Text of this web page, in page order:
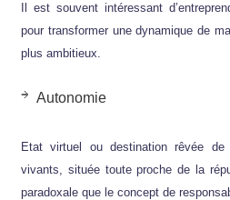
Il est souvent intéressant
pour transformer une dynamique de
plus ambitieux.
Autonomie
Etat virtuel ou destination rêvée
vivants, située toute proche de la
paradoxale que le concept de